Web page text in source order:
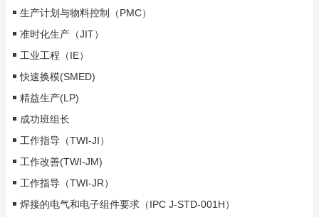
生产计划与物料控制（PMC）
准时化生产（JIT）
工业工程（IE）
快速换模(SMED)
精益生产(LP)
成功班组长
工作指导（TWI-JI）
工作改善(TWI-JM)
工作指导（TWI-JR）
焊接的电气和电子组件要求（IPC J-STD-001H）